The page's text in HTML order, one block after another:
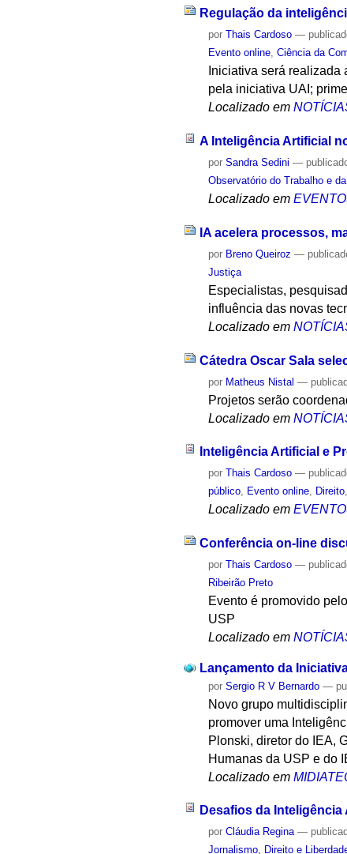
Regulação da
porThais Cardoso —
Evento online,Ciência da
Iniciativa será
pela iniciativa UAI;
Localizado em
A Inteligência Artificial
porSandra Sedini —
Observatório do Trabalho e
Localizado em
IA acelera processos,
por Breno Queiroz —
Justiça
Especialistas,
influência das novas
Localizado em
Cátedra Oscar Sala
por Matheus Nistal —
Projetos serão
Localizado em
Inteligência Artificial e
porThais Cardoso —
público, Evento online, Direito,
Localizado em
Conferência on-line
porThais Cardoso —
Ribeirão Preto
Evento é promovido
USP
Localizado em
Lançamento da
porSergio R V Bernardo —
Novo grupo
promover uma
Plonski, diretor do IEA,
Humanas da USP e do
Localizado em
Desafios da
porCláudia Regina —
Jornalismo, Direito e